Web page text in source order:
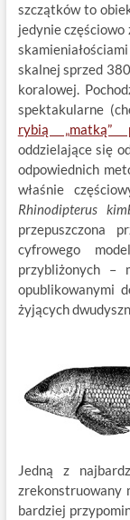
szczątków to
jedynie częściowo
skalnej sprzed
koralowej.
spektakularne
rybią „matką”
oddzielające się
odpowiednich
właśnie
Rhinodipterus
przepuszczona
cyfrowego
przybliżonych –
opublikowanymi
żyjących
Jedną z
zrekonstruowany
bardziej